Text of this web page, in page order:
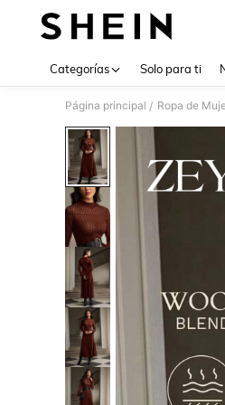
Categorías Solo para ti
Página principal / Ropa de